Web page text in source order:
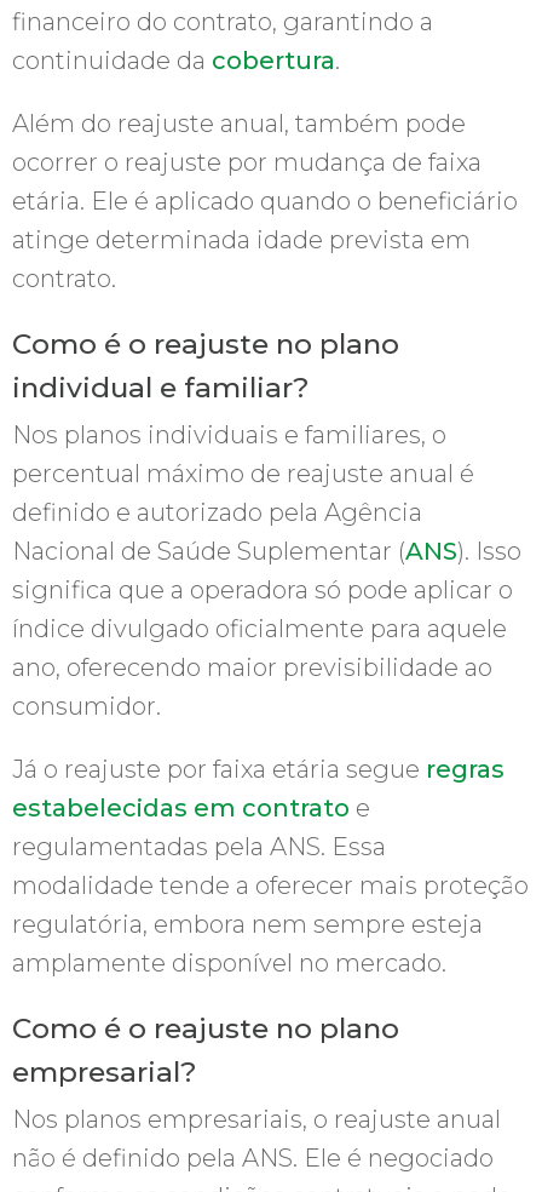
financeiro do contrato, garantindo a
continuidade da cobertura.
Além do reajuste anual, também pode
ocorrer o reajuste por mudança de faixa
etária. Ele é aplicado quando o beneficiário
atinge determinada idade prevista em
contrato.
Como é o reajuste no plano
individual e familiar?
Nos planos individuais e familiares, o
percentual máximo de reajuste anual é
definido e autorizado pela Agência
Nacional de Saúde Suplementar (ANS). Isso
significa que a operadora só pode aplicar o
índice divulgado oficialmente para aquele
ano, oferecendo maior previsibilidade ao
consumidor.
Já o reajuste por faixa etária segue regras
estabelecidas em contrato e
regulamentadas pela ANS. Essa
modalidade tende a oferecer mais proteção
regulatória, embora nem sempre esteja
amplamente disponível no mercado.
Como é o reajuste no plano
empresarial?
Nos planos empresariais, o reajuste anual
não é definido pela ANS. Ele é negociado